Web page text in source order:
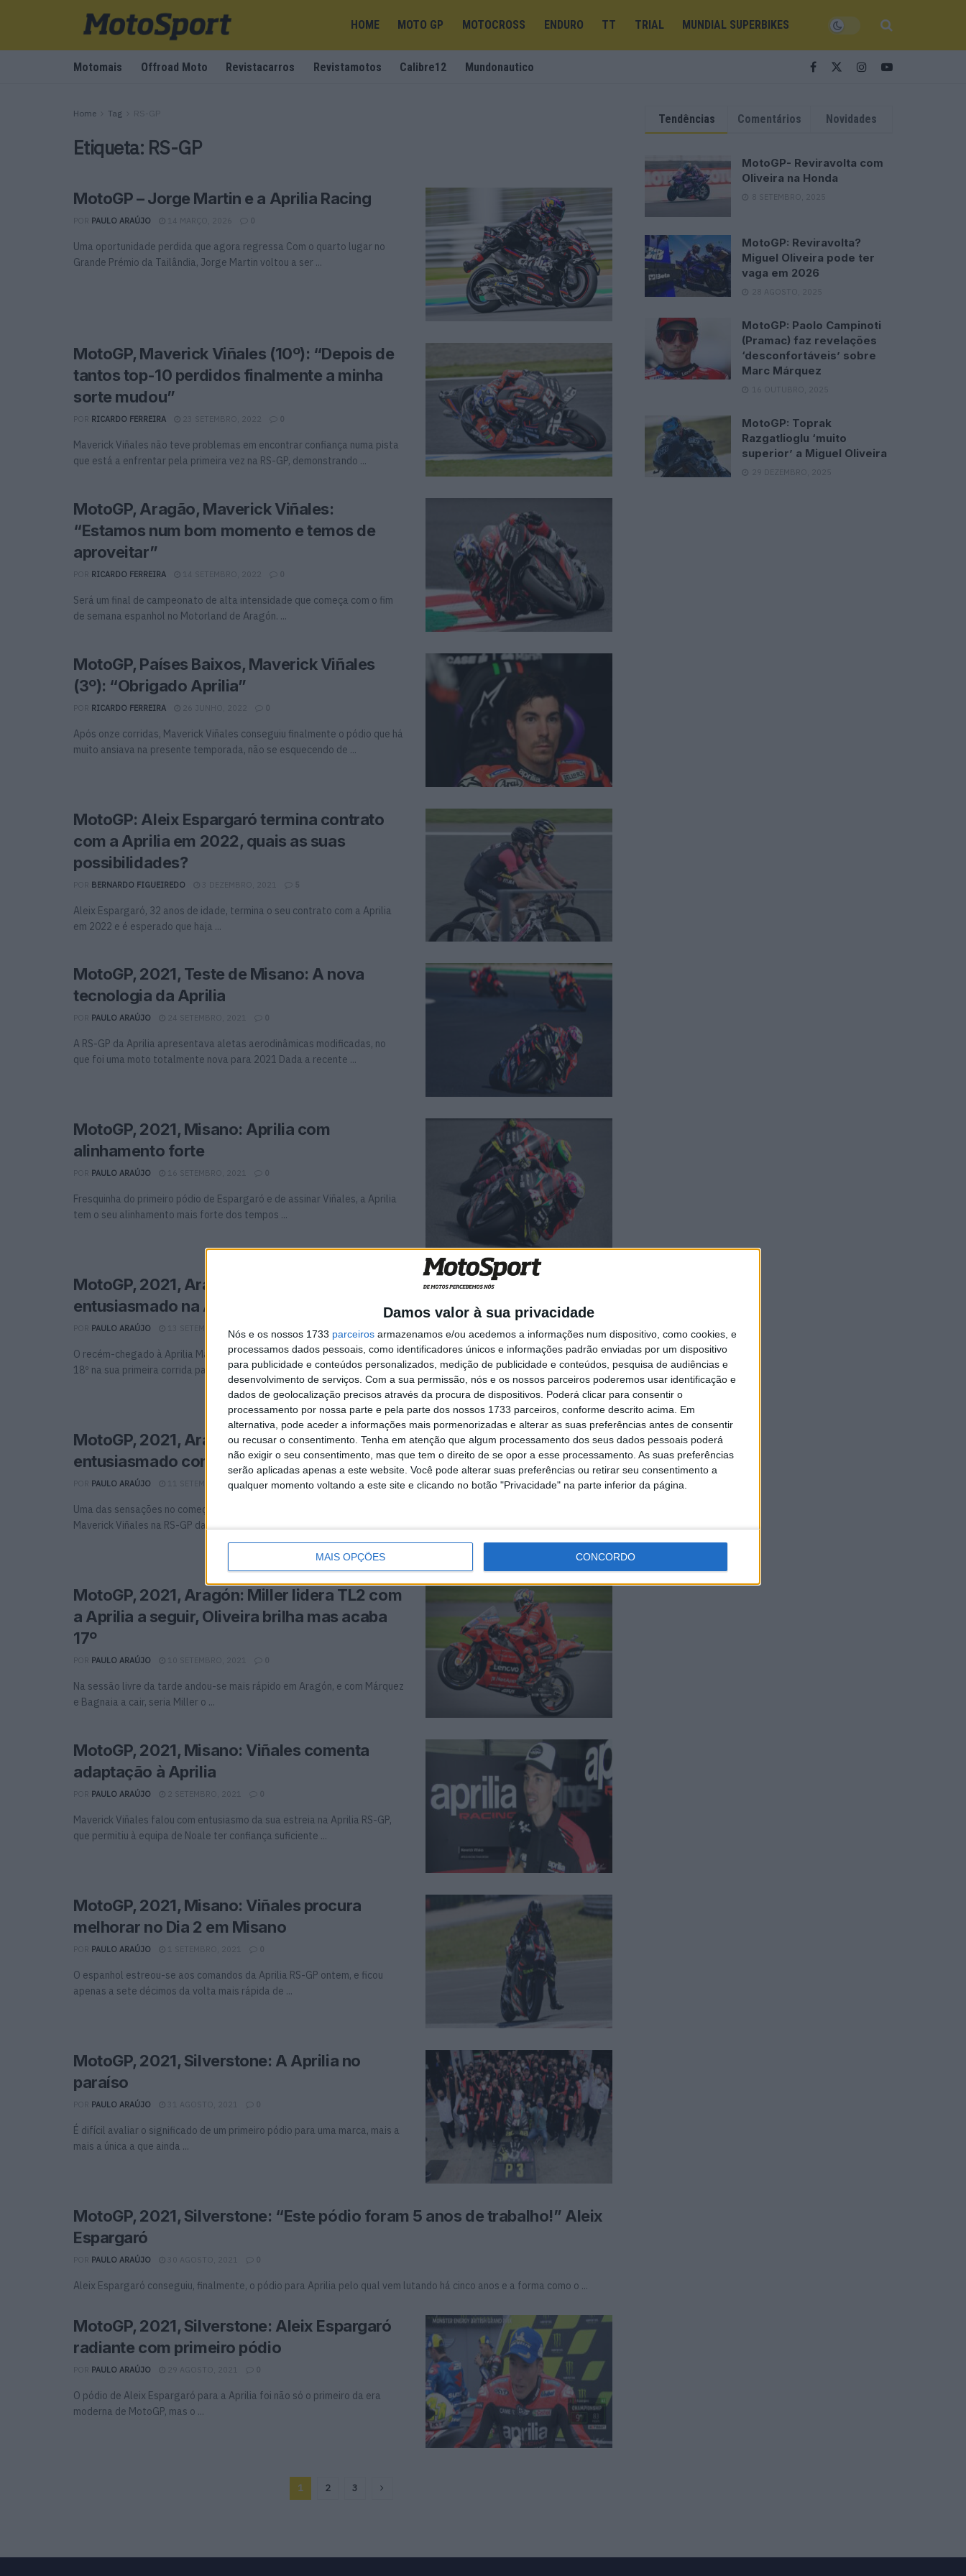
Damos valor à sua privacidade
Nós e os nossos 1733 parceiros armazenamos e/ou acedemos a informações num dispositivo, como cookies, e
processamos dados pessoais, como identificadores únicos e informações padrão enviadas por um dispositivo
para publicidade e conteúdos personalizados, medição de publicidade e conteúdos, pesquisa de audiências e
desenvolvimento de serviços. Com a sua permissão, nós e os nossos parceiros poderemos usar identificação e
dados de geolocalização precisos através da procura de dispositivos. Poderá clicar para consentir o
processamento por nossa parte e pela parte dos nossos 1733 parceiros, conforme descrito acima. Em
alternativa, pode aceder a informações mais pormenorizadas e alterar as suas preferências antes de consentir
ou recusar o consentimento. Tenha em atenção que algum processamento dos seus dados pessoais poderá
não exigir o seu consentimento, mas que tem o direito de se opor a esse processamento. As suas preferências
serão aplicadas apenas a este website. Você pode alterar suas preferências ou retirar seu consentimento a
qualquer momento voltando a este site e clicando no botão "Privacidade" na parte inferior da página.
MAIS OPÇÕES CONCORDO
HOME MOTO GP MOTOCROSS ENDURO TT TRIAL MUNDIAL SUPERBIKES
Motomais Offroad Moto Revistacarros Revistamotos Calibre12 Mundonautico
Home Tag RS-GP
Etiqueta: RS-GP
MotoGP – Jorge Martin e a Aprilia Racing
PAULO ARAÚJO 14 MARÇO, 2026 0
Uma oportunidade perdida que agora regressa Com o quarto lugar no
Grande Prémio da Tailândia, Jorge Martin voltou a ser ...
MotoGP, Maverick Viñales (10º): “Depois de
tantos top-10 perdidos finalmente a minha
sorte mudou”
RICARDO FERREIRA 23 SETEMBRO, 2022 0
Maverick Viñales não teve problemas em encontrar confiança numa pista
que está a enfrentar pela primeira vez na RS-GP, demonstrando ...
MotoGP, Aragão, Maverick Viñales:
“Estamos num bom momento e temos de
aproveitar”
RICARDO FERREIRA 14 SETEMBRO, 2022 0
Será um final de campeonato de alta intensidade que começa com o fim
de semana espanhol no Motorland de Aragón. ...
MotoGP, Países Baixos, Maverick Viñales
(3º): “Obrigado Aprilia”
RICARDO FERREIRA 26 JUNHO, 2022 0
Após onze corridas, Maverick Viñales conseguiu finalmente o pódio que há
muito ansiava na presente temporada, não se esquecendo de ...
MotoGP: Aleix Espargaró termina contrato
com a Aprilia em 2022, quais as suas
possibilidades?
BERNARDO FIGUEIREDO 5
Aleix Espargaró, 32 anos de idade, termina o seu contrato com a Aprilia
em 2022 e é esperado que haja ...
MotoGP, 2021, Teste de Misano: A nova
tecnologia da Aprilia
PAULO ARAÚJO 24 SETEMBRO, 2021 0
A RS-GP da Aprilia apresentava aletas aerodinâmicas modificadas, no
que foi uma moto totalmente nova para 2021 Dada a recente ...
MotoGP, 2021, Misano: Aprilia com
alinhamento forte
PAULO ARAÚJO 16 SETEMBRO, 2021 0
Fresquinha do primeiro pódio de Espargaró e de assinar Viñales, a Aprilia
tem o seu alinhamento mais forte dos tempos ...
MotoGP, 2021, Aragón: Maverick Viñales
entusiasmado na Aprilia
PAULO ARAÚJO 13 SETEMBRO, 2021
O recém-chegado à Aprilia Maverick Viñales viu a bandeira de xadrez em
18º na sua primeira corrida para os italianos, ...
MotoGP, 2021, Aragón: Viñales
entusiasmado com a Aprilia
PAULO ARAÚJO 11 SETEMBRO, 2021 0
Uma das sensações no começo dos treinos em Aragón foi a estreia de
Maverick Viñales na RS-GP da equipa oficial ...
MotoGP, 2021, Aragón: Miller lidera TL2 com
a Aprilia a seguir, Oliveira brilha mas acaba
17º
PAULO ARAÚJO 10 SETEMBRO, 2021 0
Na sessão livre da tarde andou-se mais rápido em Aragón, e com Márquez
e Bagnaia a cair, seria Miller o ...
MotoGP, 2021, Misano: Viñales comenta
adaptação à Aprilia
PAULO ARAÚJO 2 SETEMBRO, 2021 0
Maverick Viñales falou com entusiasmo da sua estreia na Aprilia RS-GP,
que permitiu à equipa de Noale ter confiança suficiente ...
MotoGP, 2021, Misano: Viñales procura
melhorar no Dia 2 em Misano
PAULO ARAÚJO 1 SETEMBRO, 2021 0
O espanhol estreou-se aos comandos da Aprilia RS-GP ontem, e ficou
apenas a sete décimos da volta mais rápida de ...
MotoGP, 2021, Silverstone: A Aprilia no
paraíso
PAULO ARAÚJO 31 AGOSTO, 2021 0
É difícil avaliar o significado de um primeiro pódio para uma marca, mais a
mais a única a que ainda ...
MotoGP, 2021, Silverstone: “Este pódio foram 5 anos de trabalho!” Aleix
Espargaró
PAULO ARAÚJO 30 AGOSTO, 2021 0
Aleix Espargaró conseguiu, finalmente, o pódio para Aprilia pelo qual vem lutando há cinco anos e a forma como o ...
MotoGP, 2021, Silverstone: Aleix Espargaró
radiante com primeiro pódio
PAULO ARAÚJO 29 AGOSTO, 2021 0
O pódio de Aleix Espargaró para a Aprilia foi não só o primeiro da era
moderna de MotoGP, mas o ...
1 2 3
Tendências Comentários Novidades
MotoGP- Reviravolta com
Oliveira na Honda
8 SETEMBRO, 2025
MotoGP: Reviravolta?
Miguel Oliveira pode ter
vaga em 2026
28 AGOSTO, 2025
MotoGP: Paolo Campinoti
(Pramac) faz revelações
‘desconfortáveis’ sobre
Marc Márquez
16 OUTUBRO, 2025
MotoGP: Toprak
Razgatlioglu ‘muito
superior’ a Miguel Oliveira